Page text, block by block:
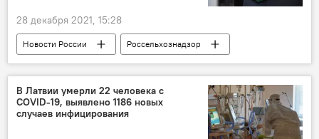
28 декабря 2021, 15:28
Новости России
Россельхознадзор
Северо-Западное таможенное управление
Псковская таможня
В Латвии умерли 22 человека с
COVID-19, выявлено 1186 новых
случаев инфицирования